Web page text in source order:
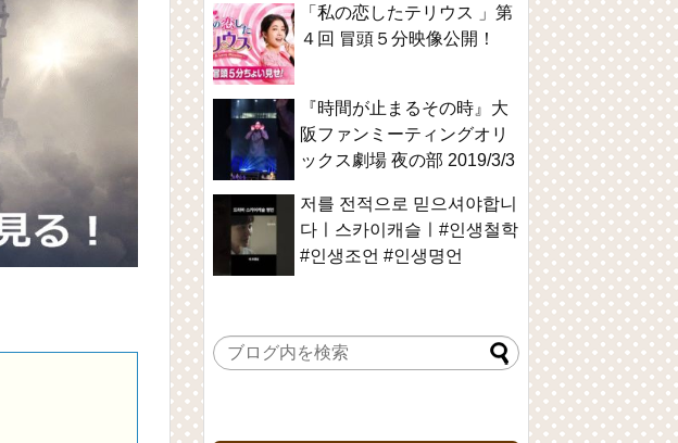
「私の恋したテリウス 」第
４回 冒頭５分映像公開！
『時間が止まるその時』大
阪ファンミーティングオリ
ックス劇場 夜の部 2019/3/3
저를 전적으로 믿으셔야합니
다ㅣ스카이캐슬ㅣ#인생철학
#인생조언 #인생명언